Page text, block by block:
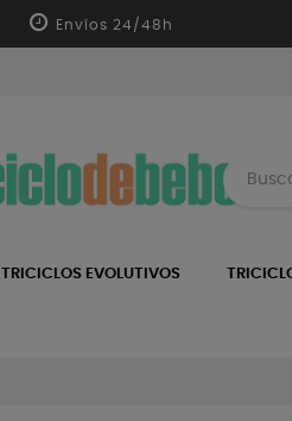
Envíos 24/48h
TRICICLOS EVOLUTIVOS